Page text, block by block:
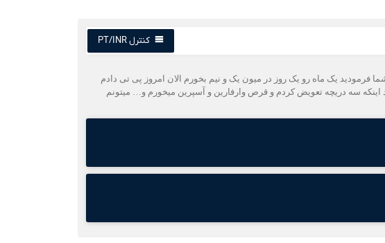
کنترل PT/INR
فرمودید یک ماه رو یک روز در میون یک و نیم بخورم الان امروز پی تی دادم
من با وجود اینکه سه دریچه تعویض کردم و قرص وارفارین و آسپرین میخورم و… میتونم